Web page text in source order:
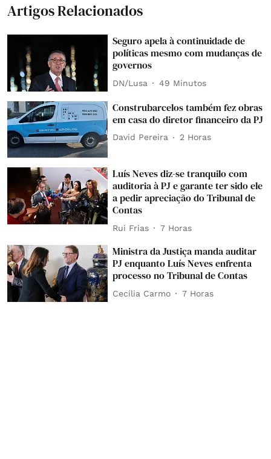
Artigos Relacionados
Seguro apela à continuidade de
políticas mesmo com mudanças de
governos
DN/Lusa 49 Minutos
Construbarcelos também fez obras
em casa do diretor financeiro da PJ
David Pereira 2 Horas
Luís Neves diz-se tranquilo com
auditoria à PJ e garante ter sido ele
a pedir apreciação do Tribunal de
Contas
Rui Frias 7 Horas
Ministra da Justiça manda auditar
PJ enquanto Luís Neves enfrenta
processo no Tribunal de Contas
Cecília Carmo 7 Horas